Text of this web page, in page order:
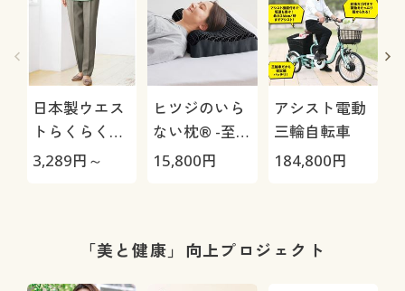
日本製ウエス
トらくらくミ
セスパンツ(日
機OK・シワに
3,289円～
ヒツジのいら
ない枕® -至
極-
15,800円
アシスト電動
三輪自転車
184,800円
「美と健康」向上プロジェクト